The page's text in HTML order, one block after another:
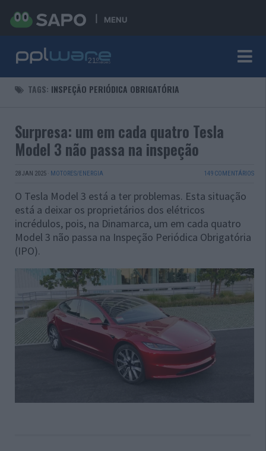
MENU
TAGS: INSPEÇÃO PERIÓDICA OBRIGATÓRIA
Surpresa: um em cada quatro Tesla
Model 3 não passa na inspeção
28 JAN 2025 · MOTORES/ENERGIA 149 COMENTÁRIOS
O Tesla Model 3 está a ter problemas. Esta situação
está a deixar os proprietários dos elétricos
incrédulos, pois, na Dinamarca, um em cada quatro
Model 3 não passa na Inspeção Periódica Obrigatória
(IPO).